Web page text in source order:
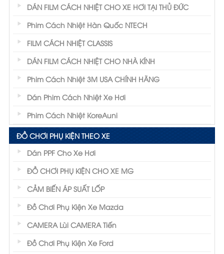
DÁN FILM CÁCH NHIỆT CHO XE HƠI TẠI THỦ ĐỨC
Phim Cách Nhiệt Hàn Quốc NTECH
FILM CÁCH NHIỆT CLASSIS
DÁN FILM CÁCH NHIỆT CHO NHÀ KÍNH
Phim Cách Nhiệt 3M USA CHÍNH HÃNG
Dán Phim Cách Nhiệt Xe Hơi
Phim Cách Nhiệt KoreAuni
ĐỒ CHƠI PHỤ KIỆN THEO XE
Dán PPF Cho Xe Hơi
ĐỒ CHƠI PHỤ KIỆN CHO XE MG
CẢM BIẾN ÁP SUẤT LỐP
Đồ Chơi Phụ Kiện Xe Mazda
CAMERA Lùi CAMERA Tiến
Đồ Chơi Phụ Kiện Xe Ford